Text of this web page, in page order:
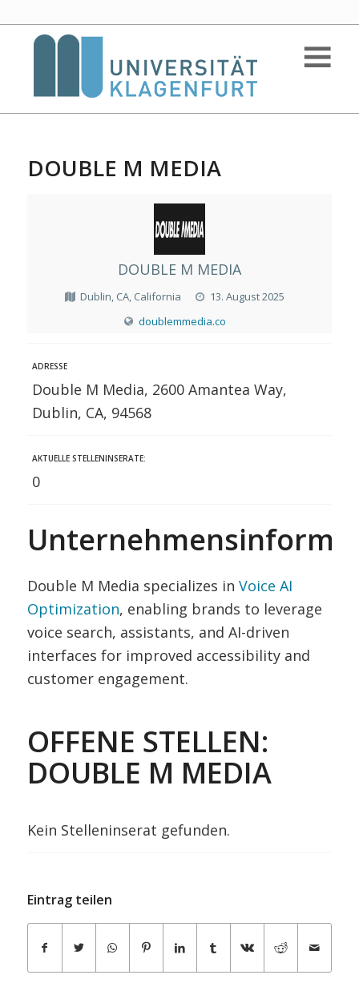
DOUBLE M MEDIA
DOUBLE M MEDIA
Dublin, CA, California
13. August 2025
doublemmedia.co
ADRESSE
Double M Media, 2600 Amantea Way,
Dublin, CA, 94568
AKTUELLE STELLENINSERATE:
0
Double M Media specializes in Voice AI
Optimization, enabling brands to leverage
voice search, assistants, and AI-driven
interfaces for improved accessibility and
customer engagement.
OFFENE STELLEN:
DOUBLE M MEDIA
Kein Stelleninserat gefunden.
Eintrag teilen